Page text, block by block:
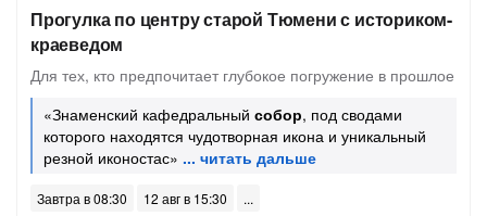
Прогулка по центру старой Тюмени с историком-
краеведом
Для тех, кто предпочитает глубокое погружение в прошлое
«Знаменский кафедральный собор, под сводами
которого находятся чудотворная икона и уникальный
резной иконостас»
Завтра в 08:30
12 авг в 15:30